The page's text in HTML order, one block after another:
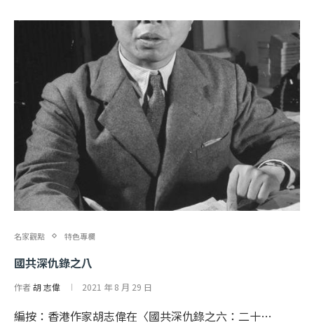
名家觀點 特色專欄
國共深仇錄之八
作者胡 志偉 2021 年 8 月 29 日
編按：香港作家胡志偉在〈國共深仇錄之六：二十…